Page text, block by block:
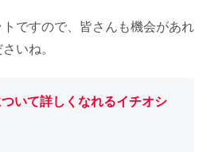
ですので、皆さんも機会があれ
いね。
ついて詳しくなれるイチオシ